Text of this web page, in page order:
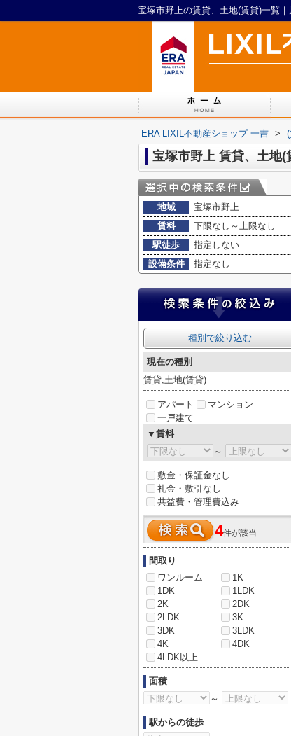
ERA LIXIL不動産ショップ 一吉 >
宝塚市野上 賃貸、土地(
地域
宝塚市野上
賃料
下限なし～上限なし
駅徒歩
指定しない
設備条件
指定なし
種別で絞り込む
現在の種別
賃貸,土地(賃貸)
アパート
マンション
一戸建て
▼賃料
～
敷金・保証金なし
礼金・敷引なし
共益費・管理費込み
4件が該当
間取り
ワンルーム
1K
1DK
1LDK
2K
2DK
2LDK
3K
3DK
3LDK
4K
4DK
4LDK以上
面積
～
駅からの徒歩